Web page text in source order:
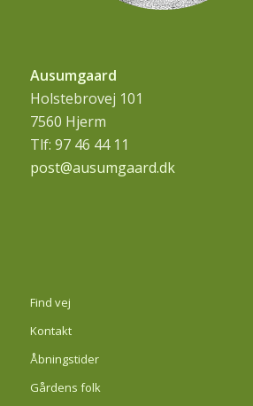
Ausumgaard
Holstebrovej 101
7560 Hjerm
Tlf: 97 46 44 11
post@ausumgaard.dk
Find vej
Kontakt
Åbningstider
Gårdens folk